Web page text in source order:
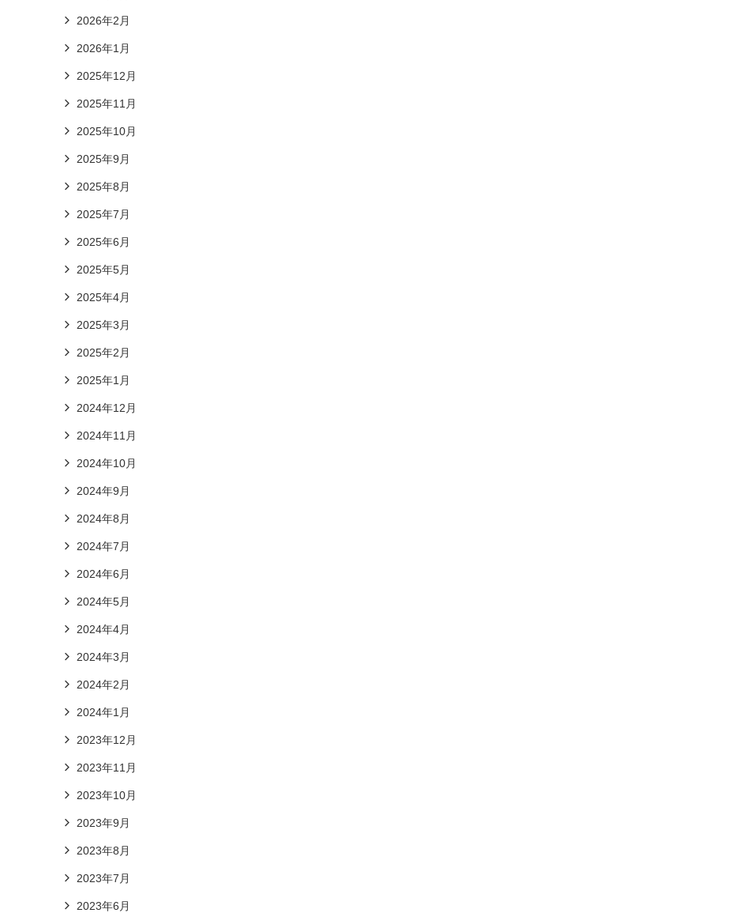
2026年2月
2026年1月
2025年12月
2025年11月
2025年10月
2025年9月
2025年8月
2025年7月
2025年6月
2025年5月
2025年4月
2025年3月
2025年2月
2025年1月
2024年12月
2024年11月
2024年10月
2024年9月
2024年8月
2024年7月
2024年6月
2024年5月
2024年4月
2024年3月
2024年2月
2024年1月
2023年12月
2023年11月
2023年10月
2023年9月
2023年8月
2023年7月
2023年6月